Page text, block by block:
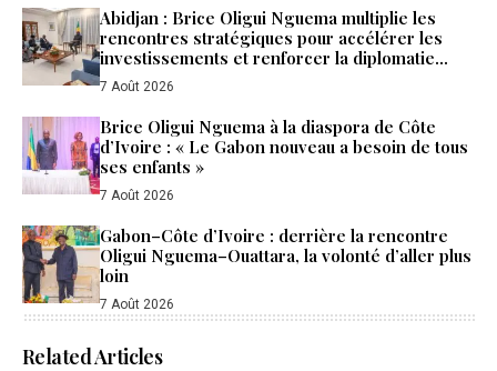
Abidjan : Brice Oligui Nguema multiplie les
rencontres stratégiques pour accélérer les
investissements et renforcer la diplomatie
économique du Gabon
7 Août 2026
Brice Oligui Nguema à la diaspora de Côte
d’Ivoire : « Le Gabon nouveau a besoin de tous
ses enfants »
7 Août 2026
Gabon–Côte d’Ivoire : derrière la rencontre
Oligui Nguema–Ouattara, la volonté d’aller plus
loin
7 Août 2026
Related Articles